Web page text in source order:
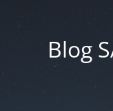
Blog